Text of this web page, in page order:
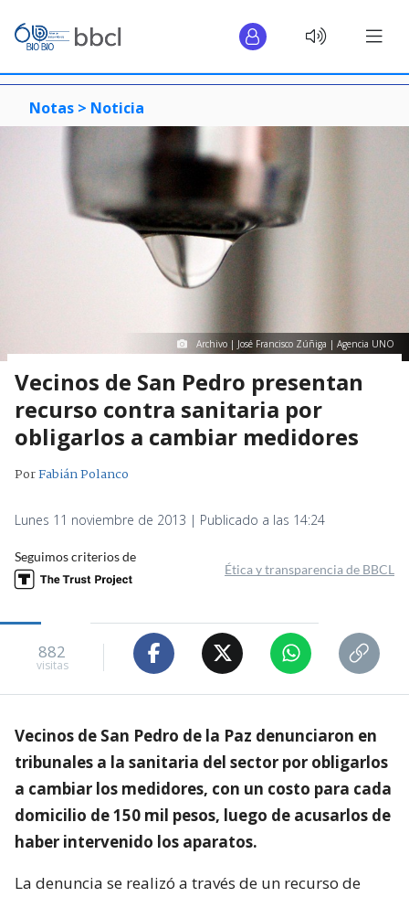
Notas > Noticia
Archivo | José Francisco Zúñiga | Agencia UNO
Vecinos de San Pedro presentan
recurso contra sanitaria por
obligarlos a cambiar medidores
PorFabián Polanco
Lunes 11 noviembre de 2013 | Publicado a las 14:24
Seguimos criterios de
Ética y transparencia de BBCL
882
visitas
Vecinos de San Pedro de la Paz denunciaron en
tribunales a la sanitaria del sector por obligarlos
a cambiar los medidores, con un costo para cada
domicilio de 150 mil pesos, luego de acusarlos de
haber intervenido los aparatos.
La denuncia se realizó a través de un recurso de